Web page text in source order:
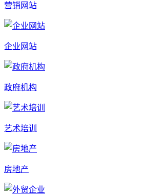
营销网站
企业网站
政府机构
艺术培训
房地产